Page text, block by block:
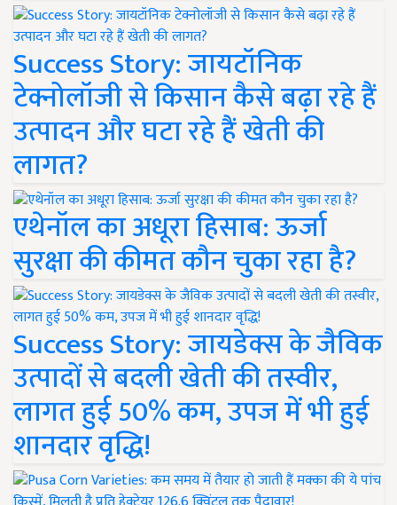
Success Story: जायटॉनिक
टेक्नोलॉजी से किसान कैसे बढ़ा रहे हैं
उत्पादन और घटा रहे हैं खेती की
लागत?
एथेनॉल का अधूरा हिसाब: ऊर्जा
सुरक्षा की कीमत कौन चुका रहा है?
Success Story: जायडेक्स के जैविक
उत्पादों से बदली खेती की तस्वीर,
लागत हुई 50% कम, उपज में भी हुई
शानदार वृद्धि!